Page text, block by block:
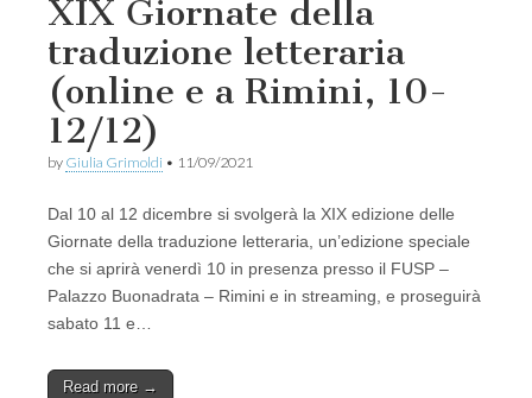
XIX Giornate della
traduzione letteraria
(online e a Rimini, 10-
12/12)
by Giulia Grimoldi • 11/09/2021
Dal 10 al 12 dicembre si svolgerà la XIX edizione delle
Giornate della traduzione letteraria, un’edizione speciale
che si aprirà venerdì 10 in presenza presso il FUSP –
Palazzo Buonadrata – Rimini e in streaming, e proseguirà
sabato 11 e…
Read more →